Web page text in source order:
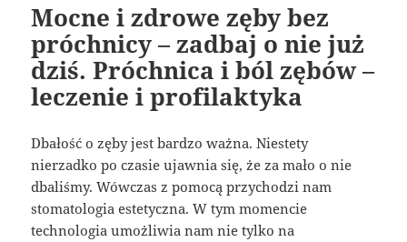
Mocne i zdrowe zęby bez
próchnicy – zadbaj o nie już
dziś. Próchnica i ból zębów –
leczenie i profilaktyka
Dbałość o zęby jest bardzo ważna. Niestety
nierzadko po czasie ujawnia się, że za mało o nie
dbaliśmy. Wówczas z pomocą przychodzi nam
stomatologia estetyczna. W tym momencie
technologia umożliwia nam nie tylko na